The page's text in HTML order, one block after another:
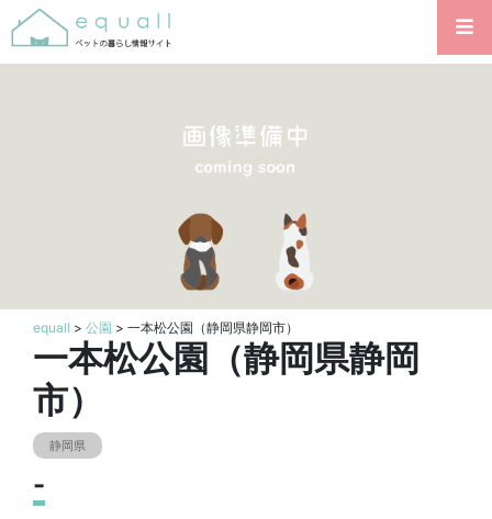
equall > 公園 > 一本松公園（静岡県静岡市）
一本松公園（静岡県静岡
市）
静岡県
-